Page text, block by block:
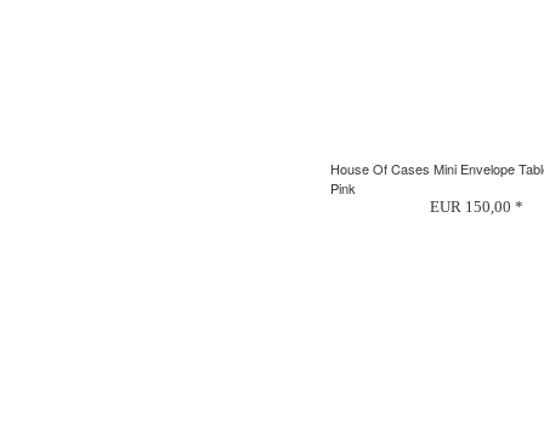
House Of Cases Mini Envelope
Pink
EUR 150,00 *